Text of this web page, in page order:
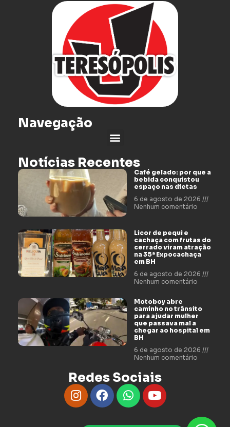
Navegação
Notícias Recentes
Café gelado: por que a
bebida conquistou
espaço nas dietas
6 de agosto de 2026
Nenhum comentário
Licor de pequi e
cachaça com frutas do
cerrado viram atração
na 35ª Expocachaça
em BH
6 de agosto de 2026
Nenhum comentário
Motoboy abre
caminho no trânsito
para ajudar mulher
que passava mal a
chegar ao hospital em
BH
6 de agosto de 2026
Nenhum comentário
Redes Sociais